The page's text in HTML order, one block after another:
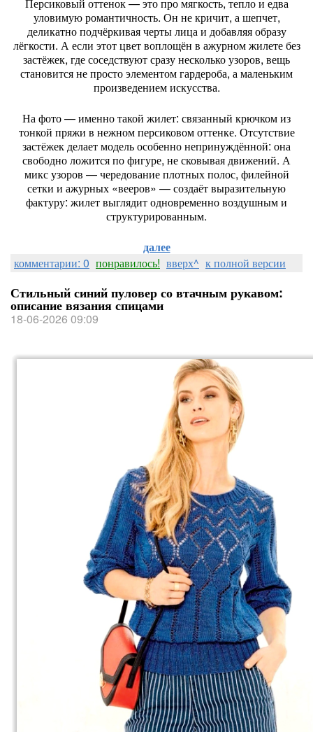
уловимую романтичность. Он не кричит, а шепчет,
деликатно подчёркивая черты лица и добавляя образу
лёгкости. А если этот цвет воплощён в ажурном жилете без
застёжек, где соседствуют сразу несколько узоров, вещь
становится не просто элементом гардероба, а маленьким
произведением искусства.
На фото — именно такой жилет: связанный крючком из
тонкой пряжи в нежном персиковом оттенке. Отсутствие
застёжек делает модель особенно непринуждённой: она
свободно ложится по фигуре, не сковывая движений. А
микс узоров — чередование плотных полос, филейной
сетки и ажурных «вееров» — создаёт выразительную
фактуру: жилет выглядит одновременно воздушным и
структурированным.
далее
комментарии: 0 понравилось! вверх^ к полной версии
Стильный синий пуловер со втачным рукавом:
описание вязания спицами
18-06-2026 09:09